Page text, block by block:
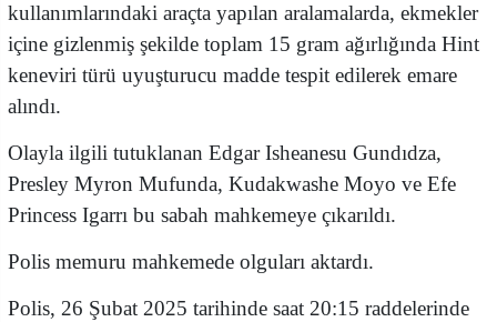
kullanımlarındaki araçta yapılan aralamalarda, ekmekler
içine gizlenmiş şekilde toplam 15 gram ağırlığında Hint
keneviri türü uyuşturucu madde tespit edilerek emare
alındı.
Olayla ilgili tutuklanan Edgar Isheanesu Gundıdza,
Presley Myron Mufunda, Kudakwashe Moyo ve Efe
Princess Igarrı bu sabah mahkemeye çıkarıldı.
Polis memuru mahkemede olguları aktardı.
Polis, 26 Şubat 2025 tarihinde saat 20:15 raddelerinde